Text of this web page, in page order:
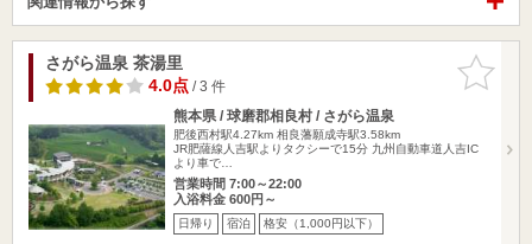
お気に入
りに追加
さがら温泉 茶湯里
4.0点/ 3 件
熊本県 / 球磨郡相良村 / さがら温泉
肥後西村駅4.27km 相良藩願成寺駅3.58km
JR肥薩線人吉駅よりタクシーで15分 九州自動車道人吉IC
より車で…
営業時間 7:00～22:00
入浴料金 600円～
日帰り 宿泊 格安（1,000円以下）